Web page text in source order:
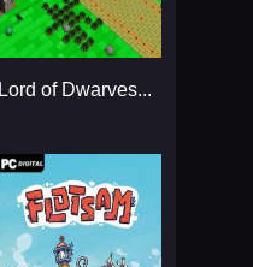
Lord of Dwarves...